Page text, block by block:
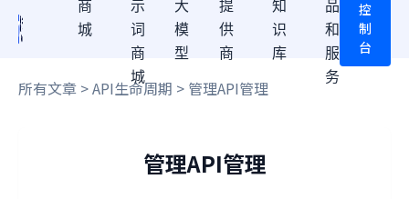
商
城
示
词
商
城
大
模
型
提
供
商
知
识
库
品
和
服
务
控
制
台
所有文章 >API生命周期 > 管理API管理
管理API管理